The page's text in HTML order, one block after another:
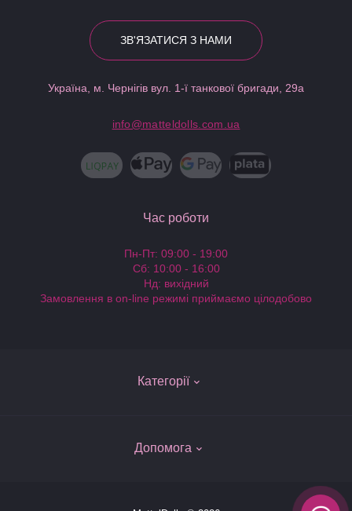
ЗВ'ЯЗАТИСЯ З НАМИ
Україна, м. Чернігів вул. 1-ї танкової бригади, 29а
info@matteldolls.com.ua
Категорії
Допомога
Час роботи
Пн-Пт: 09:00 - 19:00
Сб: 10:00 - 16:00
Нд: вихідний
Замовлення в on-line режимі приймаємо цілодобово